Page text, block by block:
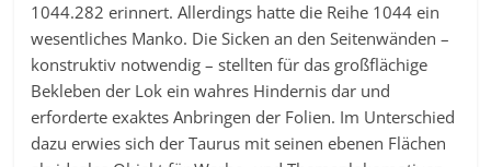
1044.282 erinnert. Allerdings hatte die Reihe 1044 ein
wesentliches Manko. Die Sicken an den Seitenwänden –
konstruktiv notwendig – stellten für das großflächige
Bekleben der Lok ein wahres Hindernis dar und
erforderte exaktes Anbringen der Folien. Im Unterschied
dazu erwies sich der Taurus mit seinen ebenen Flächen